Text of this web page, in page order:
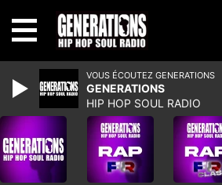
VOUS ÉCOUTEZ GENERATIONS
GENERATIONS
HIP HOP SOUL RADIO